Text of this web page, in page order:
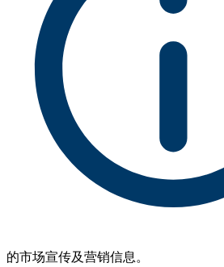
的市场宣传及营销信息。